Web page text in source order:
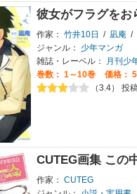
彼女がフラグをお
作家： 竹井10日 / 凪庵 /
ジャンル：
少年マンガ
雑誌・レーベル：
月刊少
巻数： 1～10巻
価格：
（3.4） 投
CUTEG画集 この
作家： CUTEG